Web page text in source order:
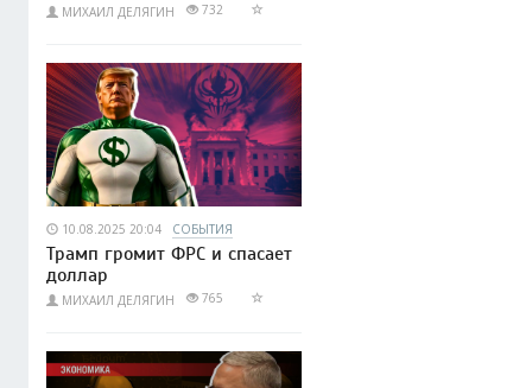
МИХАИЛ ДЕЛЯГИН 732
10.08.2025 20:04 СОБЫТИЯ
Трамп громит ФРС и спасает
доллар
МИХАИЛ ДЕЛЯГИН 765